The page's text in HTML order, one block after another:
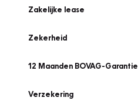
Zakelijke lease
Zekerheid
12 Maanden BOVAG-Garantie
Verzekering